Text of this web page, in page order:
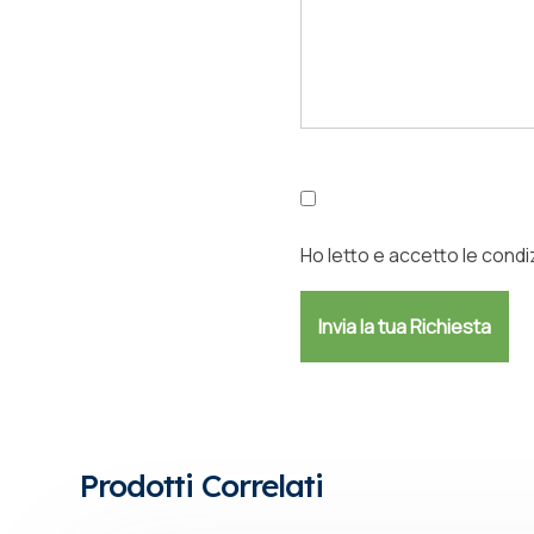
Ho letto e accetto le
Prodotti Correlati